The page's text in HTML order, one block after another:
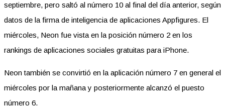
septiembre, pero saltó al número 10 al final del día anterior, según
datos de la firma de inteligencia de aplicaciones Appfigures. El
miércoles, Neon fue vista en la posición número 2 en los
rankings de aplicaciones sociales gratuitas para iPhone.
Neon también se convirtió en la aplicación número 7 en general el
miércoles por la mañana y posteriormente alcanzó el puesto
número 6.